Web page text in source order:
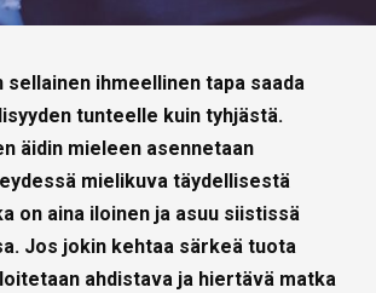
sellainen ihmeellinen tapa saada
tunteelle kuin tyhjästä.
äidin mieleen asennetaan
mielikuva täydellisestä
on aina iloinen ja asuu siistissä
Jos jokin kehtaa särkeä tuota
ahdistava ja hiertävä matka